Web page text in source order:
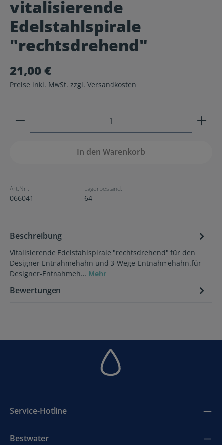
Durchschnittliche Bewertung von 0 von 5 Sternen
vitalisierende
Edelstahlspirale
"rechtsdrehend"
21,00 €
Preise inkl. MwSt. zzgl. Versandkosten
Produkt Anzahl: Gib den gewünschten Wert ein
In den Warenkorb
Art.Nr.:
066041
Lagerbestand:
64
Beschreibung
Vitalisierende Edelstahlspirale "rechtsdrehend" für den
Designer Entnahmehahn und 3-Wege-Entnahmehahn.für
Designer-Entnahmeh… Mehr
Bewertungen
Service-Hotline
Bestwater